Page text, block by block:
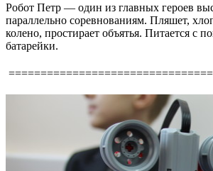
Робот Петр — один из главных героев
параллельно соревнованиям. Пляшет,
колено, простирает объятья. Питается с
батарейки.